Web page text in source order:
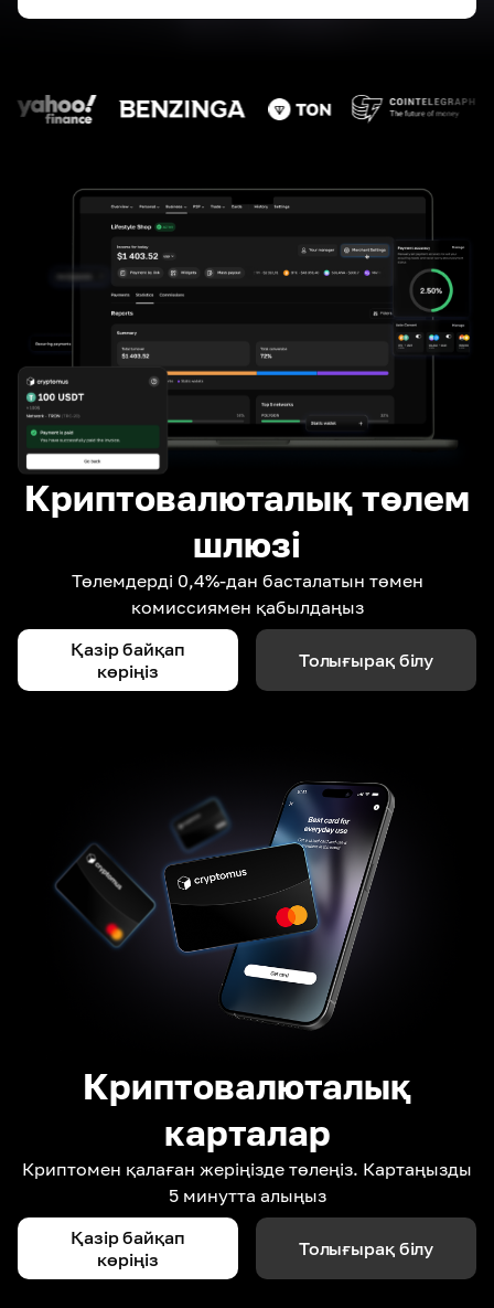
Криптовалюталық төлем
шлюзі
Төлемдерді 0,4%-дан басталатын төмен
комиссиямен қабылдаңыз
Қазір байқап
көріңіз
Толығырақ білу
Криптовалюталық
карталар
Криптомен қалаған жеріңізде төлеңіз. Картаңызды
5 минутта алыңыз
Қазір байқап
көріңіз
Толығырақ білу